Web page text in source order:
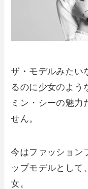
ザ・モデルみたい
るのに少女のよう
ミン・シーの魅力
せん。
今はファッション
ップモデルとして
女。